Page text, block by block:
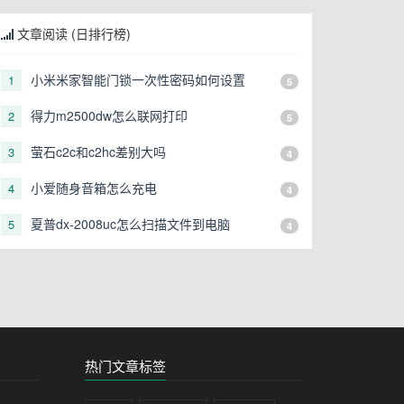
文章阅读 (日排行榜)
1 小米米家智能门锁一次性密码如何设置 5
2 得力m2500dw怎么联网打印 5
3 萤石c2c和c2hc差别大吗 4
4 小爱随身音箱怎么充电 4
5 夏普dx-2008uc怎么扫描文件到电脑 4
热门文章标签